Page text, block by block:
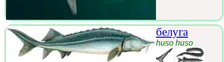
белуга
huso huso